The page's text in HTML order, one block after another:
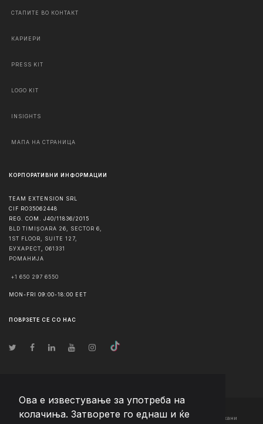
Ова е известување за употреба на
колачиња. Затворете го еднаш и ќе
СТАПИТЕ ВО КОНТАКТ
КАРИЕРИ
PRESS KIT
LOGO KIT
INSIGHTS
МАПА НА СТРАНИЦА
КОРПОРАТИВНИ ИНФОРМАЦИИ
TEAM EXTENSION SRL
CIF RO35062448
REG. COM. J40/11836/2015
BLD TIMIȘOARA 26, SECTOR 6,
1ST FLOOR, SUITE 127,
БУХАРЕСТ
061331
РОМАНИЈА
+1 650 297 6550
MON-FRI 09:00-18:00 EET
ПОВРЗЕТЕ СЕ СО НАС
© Авторско право2026 Team Extension Macedonia - Сите права задржани